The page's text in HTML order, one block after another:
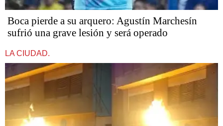
Boca pierde a su arquero: Agustín Marchesín
sufrió una grave lesión y será operado
LA CIUDAD.